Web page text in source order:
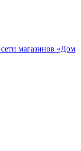
магазинов «Дом